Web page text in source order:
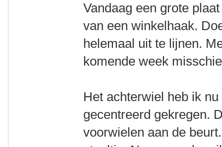
Vandaag een grote
van een winkelhaak.
helemaal uit te lijnen.
komende week
Het achterwiel heb ik
gecentreerd gekregen.
voorwielen aan de